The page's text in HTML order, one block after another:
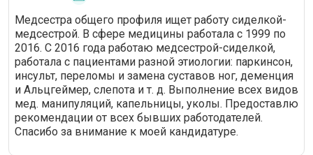
Медсестра общего профиля ищет работу сиделкой-
медсестрой. В сфере медицины работала с 1999 по
2016. С 2016 года работаю медсестрой-сиделкой,
работала с пациентами разной этиологии: паркинсон,
инсульт, переломы и замена суставов ног, деменция
и Альцгеймер, слепота и т. д. Выполнение всех видов
мед. манипуляций, капельницы, уколы. Предоставлю
рекомендации от всех бывших работодателей.
Спасибо за внимание к моей кандидатуре.